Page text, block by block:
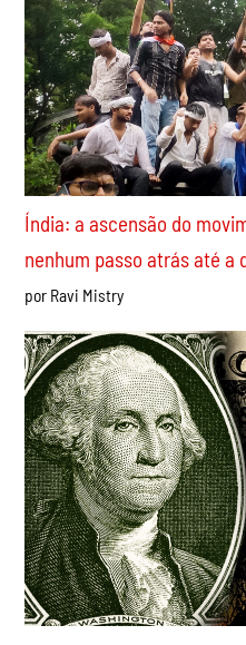
por Lucas Dametto
Índia: a ascensão do
nenhum passo atrás até a
por Ravi Mistry